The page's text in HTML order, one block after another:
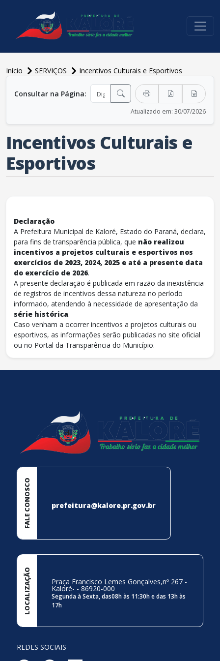
Início SERVIÇOS
Incentivos Culturais e Esportivos
Consultar na Página:
Atualizado em: 30/07/2026
Incentivos Culturais e
Esportivos
Declaração
A Prefeitura Municipal de Kaloré, Estado do Paraná, declara,
para fins de transparência pública, que não realizou
incentivos a projetos culturais e esportivos nos
exercícios de 2023, 2024, 2025 e até a presente data
do exercício de 2026.
A presente declaração é publicada em razão da inexistência
de registros de incentivos dessa natureza no período
informado, atendendo à necessidade de apresentação da
série histórica.
Caso venham a ocorrer incentivos a projetos culturais ou
esportivos, as informações serão publicadas no site oficial
ou no Portal da Transparência do Município.
FALE CONOSCO prefeitura@kalore.pr.gov.br
LOCALIZAÇÃO Praça Francisco Lemes Gonçalves,nº 267 -
Kaloré- - 86920-000
Segunda à Sexta, das08h às 11:30h e das 13h às
17h
REDES SOCIAIS